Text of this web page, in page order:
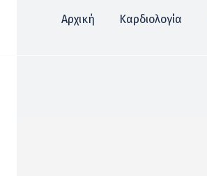
Αρχική Καρδιολογία